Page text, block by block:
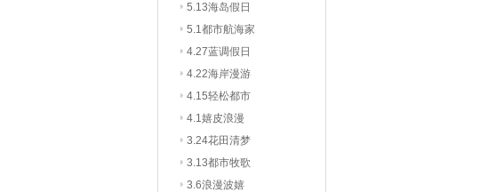
5.13海岛假日
5.1都市航海家
4.27蓝调假日
4.22海岸漫游
4.15轻松都市
4.1嬉皮浪漫
3.24花田清梦
3.13都市牧歌
3.6浪漫波嬉